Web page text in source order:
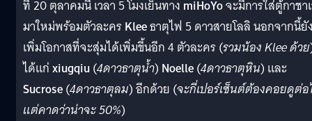
ที่ 20 ตุลาคมนี้ เวลา 5 โมงเย็นทาง miHoYoจะมีการใส่ตู้กาชา
มาใหม่พร้อมตัวละครKleeธาตุไฟ 5 ดาวสายโลลิ นอกจากนี้ยั
เพิ่มโอกาสที่จะสุ่มได้เพิ่มขึ้นอีก 4 ตัวละคร (รวมน้อง Klee ด้วย
ได้แก่xiugqiu(4ดาวธาตุน้ำ) Noelle(4ดาวธาตุหิน) และ
Sucrose(4ดาวธาตุลม) อีกด้วย (จะกี่เปอร์เซ็นต์ต้องคอยดูต่อ
แต่คาดว่าน่าจะ 50%)